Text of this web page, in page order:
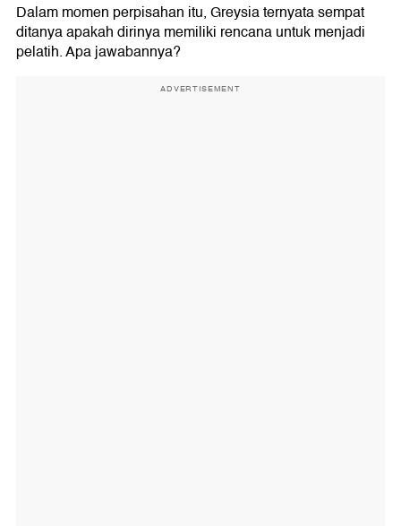
Dalam momen perpisahan itu, Greysia ternyata sempat
ditanya apakah dirinya memiliki rencana untuk menjadi
pelatih. Apa jawabannya?
ADVERTISEMENT